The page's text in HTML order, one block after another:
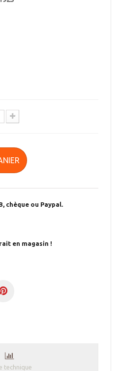
chèque ou Paypal.
en magasin !
technique